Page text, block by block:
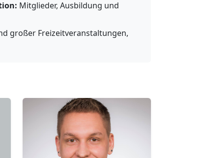
Mitglieder, Ausbildung und
großer Freizeitveranstaltungen,